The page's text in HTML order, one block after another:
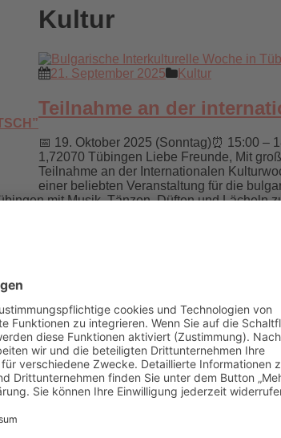
Kultur
21. September 2025 Kultur
Teilnahme an der
📅 19. Oktober 2025 (Sonntag)⏰ 15:00 –
1,72070 Tübingen Liebe Freunde, Mit
Teilnahme an der Internationalen
einer beliebten Veranstaltung für die
mit Musik, Tänzen, Düften und Lächeln
von 15:00 bis 18:00 Uhr 📍 Ort:
In diesem Jahr, anlässlich der Internationalen
die uns besuchen werden, um für
zur